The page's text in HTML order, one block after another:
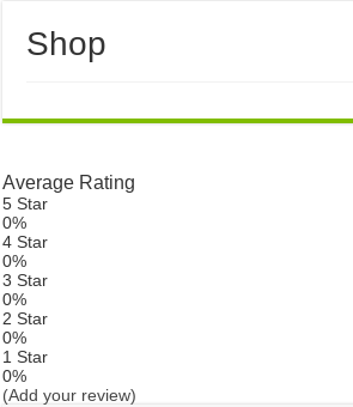
Najciekawsze książki o kobietach nauki
Najciekawsze zapowiedzi komiksowe na 2023 rok
Shop
Average Rating
5 Star
0%
4 Star
0%
3 Star
0%
2 Star
0%
1 Star
0%
(Add your review)